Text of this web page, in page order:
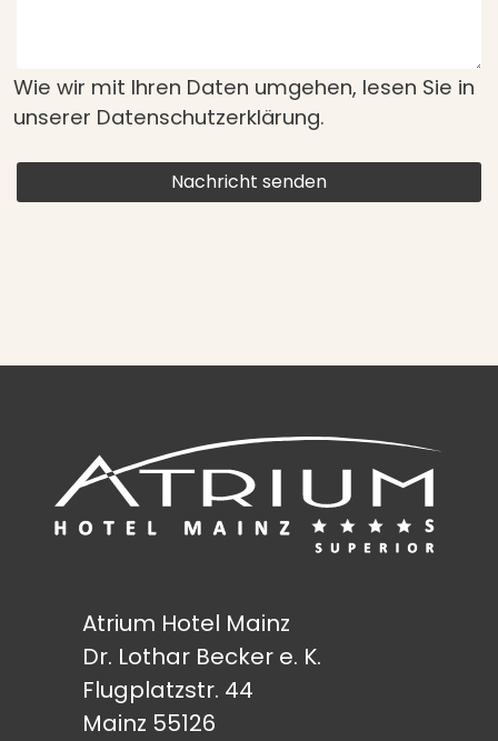
Wie wir mit Ihren Daten umgehen, lesen Sie in
unserer Datenschutzerklärung.
Atrium Hotel Mainz
Dr. Lothar Becker e. K.
Flugplatzstr. 44
Mainz 55126